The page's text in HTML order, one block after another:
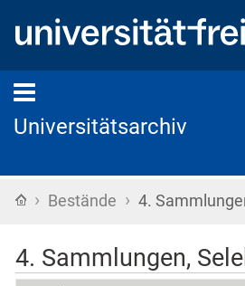
Universitätsarchiv
Startseite
› Bestände › 4.
4. Sammlungen,